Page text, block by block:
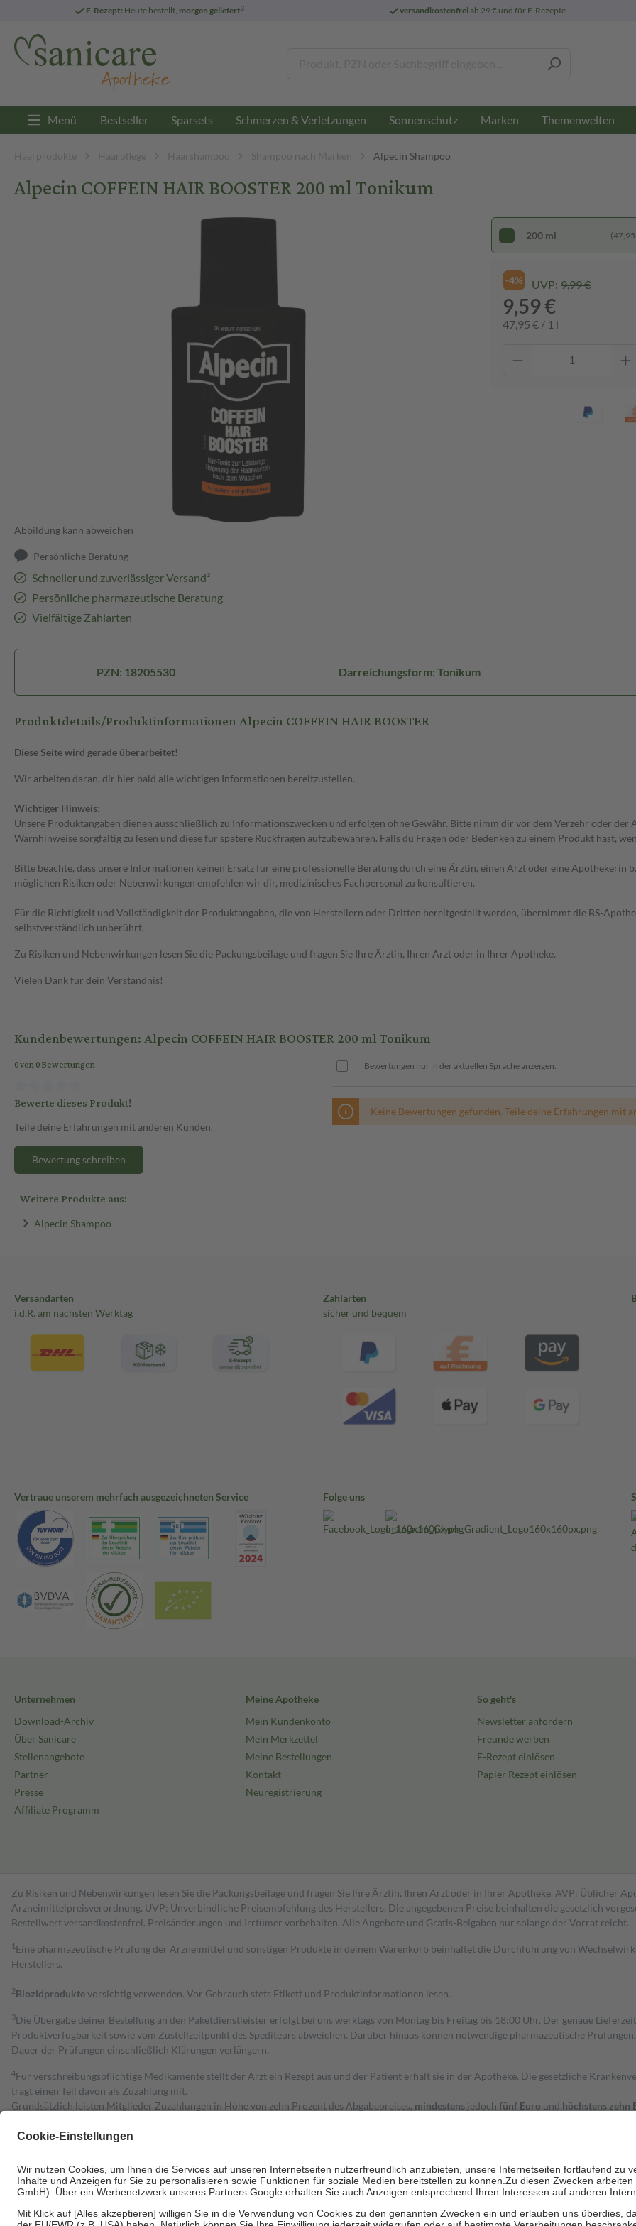
E-Rezept: Heute bestellt, morgen geliefert3 versandkostenfreiab 29 € und für E-Rezepte
Menü Bestseller Sparsets Schmerzen & Verletzungen Sonnenschutz Marken Themenwelten
Haarprodukte Haarpflege Haarshampoo Shampoo nach Marken Alpecin Shampoo
Alpecin COFFEIN HAIR BOOSTER 200 ml Tonikum
Abbildung kann abweichen
Persönliche Beratung
Schneller und zuverlässiger Versand³
Persönliche pharmazeutische Beratung
Vielfältige Zahlarten
200 ml (47,95
-4% UVP: 9,99 €
9,59 €
47,95 € / 1 l
PZN: 18205530 Darreichungsform: Tonikum
Produktdetails/Produktinformationen Alpecin COFFEIN HAIR BOOSTER
Diese Seite wird gerade überarbeitet!
Wir arbeiten daran, dir hier bald alle wichtigen Informationen bereitzustellen.
Wichtiger Hinweis:
Unsere Produktangaben dienen ausschließlich zu Informationszwecken und erfolgen ohne Gewähr. Bitte nimm dir vor dem Verzehr oder
Warnhinweise sorgfältig zu lesen und diese für spätere Rückfragen aufzubewahren. Falls du Fragen oder Bedenken zu einem Produkt hast,
Bitte beachte, dass unsere Informationen keinen Ersatz für eine professionelle Beratung durch eine Ärztin, einen Arzt oder eine Apothekerin
möglichen Risiken oder Nebenwirkungen empfehlen wir dir, medizinisches Fachpersonal zu konsultieren.
Für die Richtigkeit und Vollständigkeit der Produktangaben, die von Herstellern oder Dritten bereitgestellt werden, übernimmt die BS-
selbstverständlich unberührt.
Zu Risiken und Nebenwirkungen lesen Sie die Packungsbeilage und fragen Sie Ihre Ärztin, Ihren Arzt oder in Ihrer Apotheke.
Vielen Dank für dein Verständnis!
Kundenbewertungen: Alpecin COFFEIN HAIR BOOSTER 200 ml Tonikum
0 von 0 Bewertungen
Bewerte dieses Produkt!
Teile deine Erfahrungen mit anderen Kunden.
Bewertung schreiben
Bewertungen nur in der aktuellen Sprache anzeigen.
Keine Bewertungen gefunden. Teile deine Erfahrungen mit
Weitere Produkte aus:
Alpecin Shampoo
Versandarten
i.d.R. am nächsten Werktag
Zahlarten
sicher und bequem
Vertraue unserem mehrfach ausgezeichneten Service Folge uns
Unternehmen
Download-Archiv
Über Sanicare
Stellenangebote
Partner
Presse
Affiliate Programm
Meine Apotheke
Mein Kundenkonto
Mein Merkzettel
Meine Bestellungen
Kontakt
Neuregistrierung
So geht's
Newsletter anfordern
Freunde werben
E-Rezept einlösen
Papier Rezept einlösen
Zu Risiken und Nebenwirkungen lesen Sie die Packungsbeilage und fragen Sie Ihre Ärztin, Ihren Arzt oder in Ihrer Apotheke. AVP: Üblicher
Arzneimittelpreisverordnung. UVP: Unverbindliche Preisempfehlung des Herstellers. Die angegebenen Preise beinhalten die gesetzlich
Bestell­wert versand­kosten­frei. Preisänderungen und Irrtümer vorbehalten. Alle Angebote und Gratis-Beigaben nur solange der Vorrat reicht.
1 Eine pharmazeutische Prüfung der Arzneimittel und sonstigen Produkte in deinem Warenkorb beinhaltet die Durchführung von
Herstellers.
2Biozidproduktevorsichtig verwenden. Vor Gebrauch stets Etikett und Produktinformationen lesen.
3Die Übergabe deiner Bestellung an den Paketdienstleister erfolgt bei uns werktags von Montag bis Freitag bis 18:00 Uhr. Der genaue
Produktverfügbarkeit sowie vom Zustellzeitpunkt des Spediteurs abweichen. Darüber hinaus können notwendige pharmazeutische
Dauer der Prüfungen einschließlich Klärungen verlängern.
4Für verschreibungspflichtige Medikamente stellt der Arzt ein Rezept aus und der Patient erhält sie in der Apotheke. Die gesetzliche
trägt einen Teil davon als Zuzahlung mit.
Grundsätzlich leisten Mitglieder Zuzahlungen in Höhe von zehn Prozent des Abgabepreises, mindestens jedoch fünf Euro und höchstens zehn
Diese Regeln gelten grundsätzlich auch für Online-Apotheken.
Um das Engagement der Versicherten für ihre eigene Gesundheit zu stärken und die besondere Stellung der Familie zu unterstützen, fallen
• Kindern und Jugendlichen bis zum vollendeten 18. Lebensjahr mit Ausnahme der Fahrkosten
• Untersuchungen zur Vorsorge und Früherkennung, die von der GKV getragen werden
• empfohlenen Schutzimpfungen